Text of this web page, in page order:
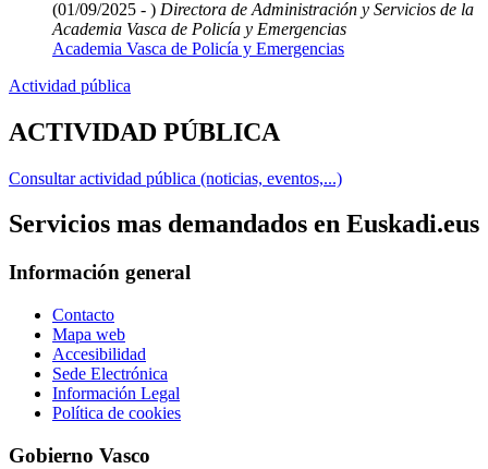
(01/09/2025 - ) Directora de Administración y Servicios de la
Academia Vasca de Policía y Emergencias
Academia Vasca de Policía y Emergencias
Actividad pública
ACTIVIDAD PÚBLICA
Consultar actividad pública (noticias, eventos,...)
Servicios mas demandados en Euskadi.eus
Información general
Contacto
Mapa web
Accesibilidad
Sede Electrónica
Información Legal
Política de cookies
Gobierno Vasco